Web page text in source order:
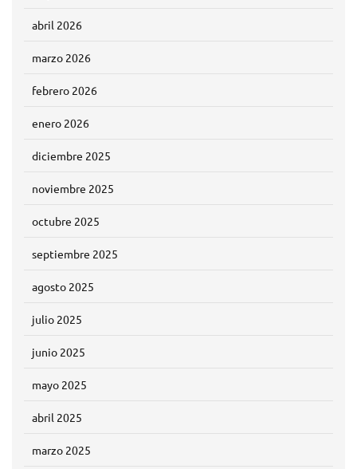
abril 2026
marzo 2026
febrero 2026
enero 2026
diciembre 2025
noviembre 2025
octubre 2025
septiembre 2025
agosto 2025
julio 2025
junio 2025
mayo 2025
abril 2025
marzo 2025